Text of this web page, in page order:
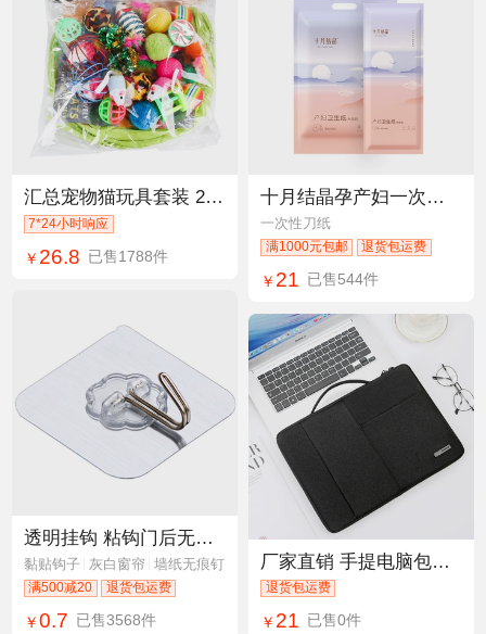
汇总宠物猫玩具套装 21件猫咪通道逗猫棒毛绒老鼠亚马逊组合玩具
7*24小时响应
￥ 26.8 已售1788件
透明挂钩 粘钩门后无痕挂钩 浴室厨房强力粘胶免钉挂钩工厂批发
黏贴钩子 灰白窗帘 墙纸无痕钉
满500减20 退货包运费
￥0.7 已售3568件
十月结晶孕产妇一次性床单垫加大加厚产妇刀纸1kg 250g两规格批发
一次性刀纸
满1000元包邮 退货包运费
￥ 21 已售544件
厂家直销 手提电脑包笔记本电脑包适用Macbook笔记本电脑定制
退货包运费
￥ 21 已售0件